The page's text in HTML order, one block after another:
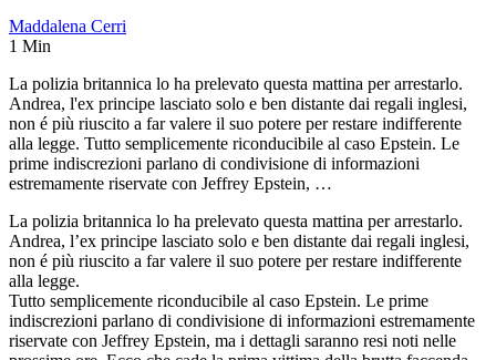
Maddalena Cerri
1 Min
La polizia britannica lo ha prelevato questa mattina per arrestarlo.
Andrea, l'ex principe lasciato solo e ben distante dai regali inglesi,
non é più riuscito a far valere il suo potere per restare indifferente
alla legge. Tutto semplicemente riconducibile al caso Epstein. Le
prime indiscrezioni parlano di condivisione di informazioni
estremamente riservate con Jeffrey Epstein, …
La polizia britannica lo ha prelevato questa mattina per arrestarlo.
Andrea, l’ex principe lasciato solo e ben distante dai regali inglesi,
non é più riuscito a far valere il suo potere per restare indifferente
alla legge.
Tutto semplicemente riconducibile al caso Epstein. Le prime
indiscrezioni parlano di condivisione di informazioni estremamente
riservate con Jeffrey Epstein, ma i dettagli saranno resi noti nelle